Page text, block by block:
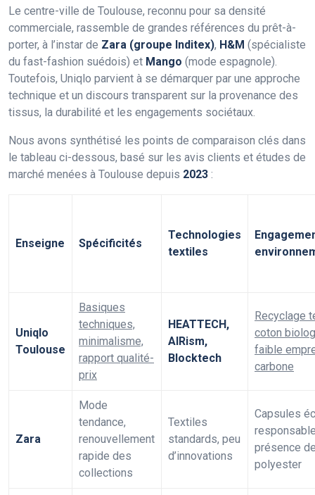
Le centre-ville de Toulouse, reconnu pour sa densité
commerciale, rassemble de grandes références du prêt-à-
porter, à l’instar de Zara (groupe Inditex), H&M (spécialiste
du fast-fashion suédois) et Mango (mode espagnole).
Toutefois, Uniqlo parvient à se démarquer par une approche
technique et un discours transparent sur la provenance des
tissus, la durabilité et les engagements sociétaux.
Nous avons synthétisé les points de comparaison clés dans
le tableau ci-dessous, basé sur les avis clients et études de
marché menées à Toulouse depuis 2023 :
Enseigne Spécificités
Technologies
textiles
Uniqlo
Toulouse
Basiques
techniques,
minimalisme,
rapport qualité-
prix
HEATTECH,
AIRism,
Blocktech
Recyclage
coton
faible
carbone
Zara
Mode
tendance,
renouvellement
rapide des
collections
Textiles
standards, peu
d’innovations
Capsules
présence
polyester